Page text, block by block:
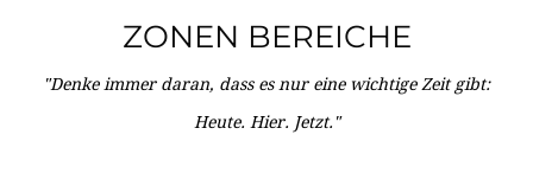
ZONEN BEREICHE
"Denke immer daran, dass es nur eine wichtige Zeit gibt:
Heute. Hier. Jetzt."